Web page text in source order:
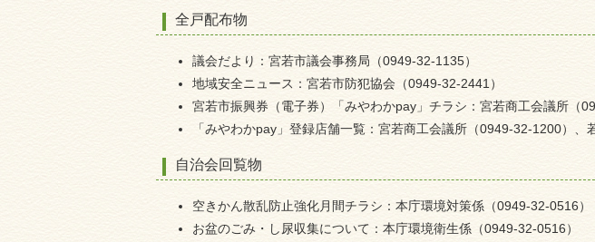
全戸配布物
議会だより：宮若市議会事務局（0949-32-1135）
地域安全ニュース：宮若市防犯協会（0949-32-2441）
宮若市振興券（電子券）「みやわかpay」チラシ：宮若商工会議所（
「みやわかpay」登録店舗一覧：宮若商工会議所（0949-32-1200）、
自治会回覧物
空きかん散乱防止強化月間チラシ：本庁環境対策係（0949-32-0516）
お盆のごみ・し尿収集について：本庁環境衛生係（0949-32-0516）